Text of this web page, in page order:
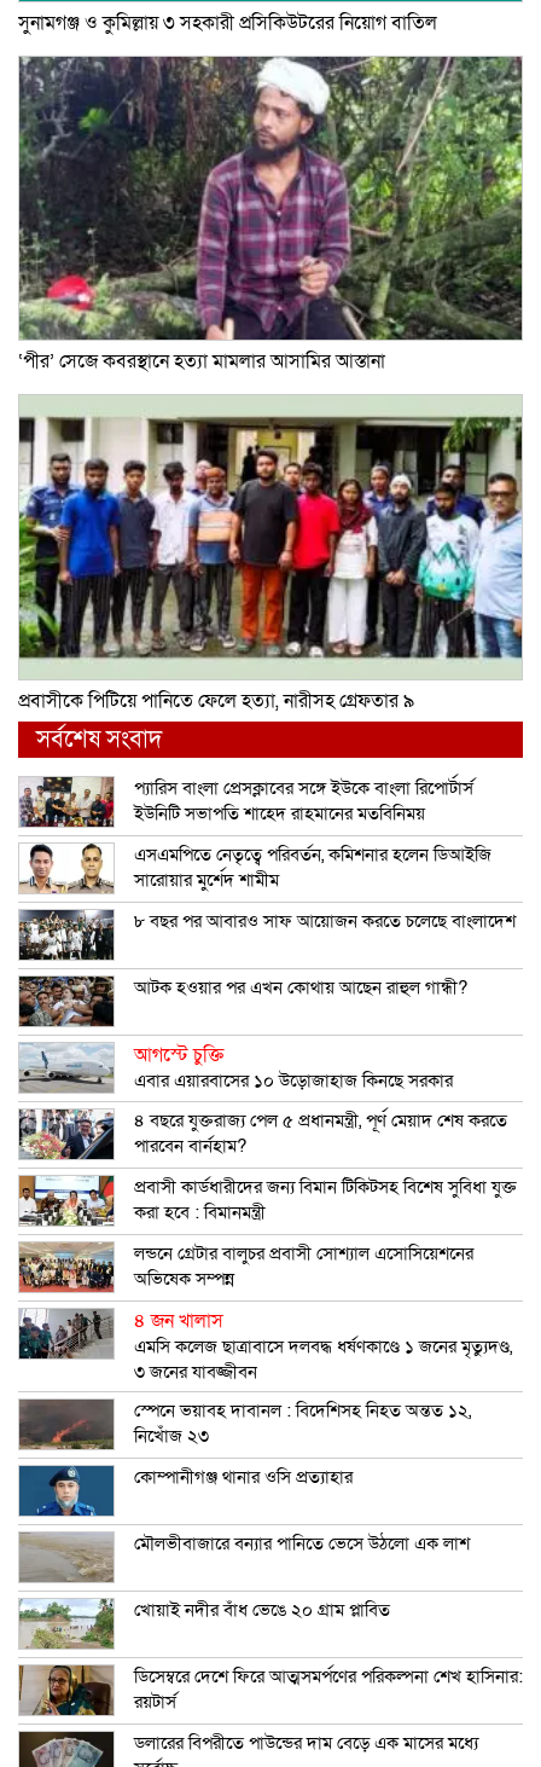
সুনামগঞ্জ ও কুমিল্লায় ৩ সহকারী প্রসিকিউটরের নিয়োগ বাতিল
‘পীর’ সেজে কবরস্থানে হত্যা মামলার আসামির আস্তানা
প্রবাসীকে পিটিয়ে পানিতে ফেলে হত্যা, নারীসহ গ্রেফতার ৯
সর্বশেষ সংবাদ
প্যারিস বাংলা প্রেসক্লাবের সঙ্গে ইউকে বাংলা রিপোর্টার্স
ইউনিটি সভাপতি শাহেদ রাহমানের মতবিনিময়
এসএমপিতে নেতৃত্বে পরিবর্তন, কমিশনার হলেন ডিআইজি
সারোয়ার মুর্শেদ শামীম
৮ বছর পর আবারও সাফ আয়োজন করতে চলেছে বাংলাদেশ
আটক হওয়ার পর এখন কোথায় আছেন রাহুল গান্ধী?
আগস্টে চুক্তি
এবার এয়ারবাসের ১০ উড়োজাহাজ কিনছে সরকার
৪ বছরে যুক্তরাজ্য পেল ৫ প্রধানমন্ত্রী, পূর্ণ মেয়াদ শেষ করতে
পারবেন বার্নহাম?
প্রবাসী কার্ডধারীদের জন্য বিমান টিকিটসহ বিশেষ সুবিধা যুক্ত
করা হবে : বিমানমন্ত্রী
লন্ডনে গ্রেটার বালুচর প্রবাসী সোশ্যাল এসোসিয়েশনের
অভিষেক সম্পন্ন
৪ জন খালাস
এমসি কলেজ ছাত্রাবাসে দলবদ্ধ ধর্ষণকাণ্ডে ১ জনের মৃত্যুদণ্ড,
৩ জনের যাবজ্জীবন
স্পেনে ভয়াবহ দাবানল : বিদেশিসহ নিহত অন্তত ১২,
নিখোঁজ ২৩
কোম্পানীগঞ্জ থানার ওসি প্রত্যাহার
মৌলভীবাজারে বন্যার পানিতে ভেসে উঠলো এক লাশ
খোয়াই নদীর বাঁধ ভেঙে ২০ গ্রাম প্লাবিত
ডিসেম্বরে দেশে ফিরে আত্মসমর্পণের পরিকল্পনা শেখ হাসিনার:
রয়টার্স
ডলারের বিপরীতে পাউন্ডের দাম বেড়ে এক মাসের মধ্যে